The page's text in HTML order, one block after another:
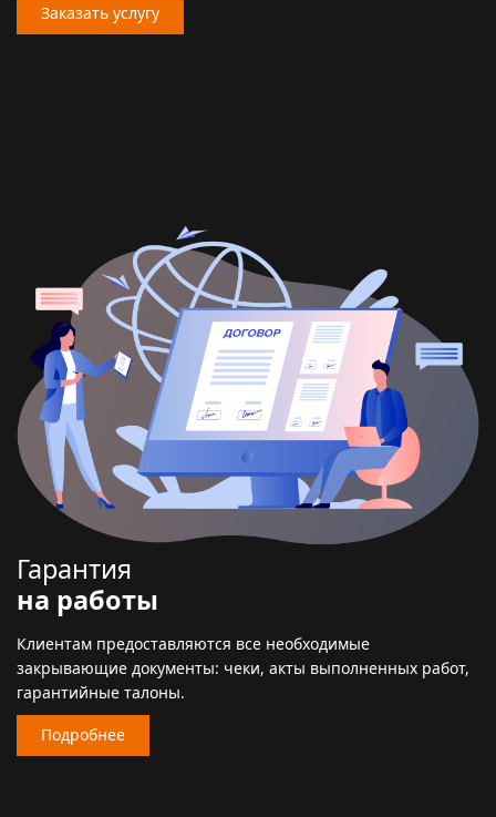
Заказать услугу
Гарантия
на работы
Клиентам предоставляются все необходимые
закрывающие документы: чеки, акты выполненных работ,
гарантийные талоны.
Подробнее